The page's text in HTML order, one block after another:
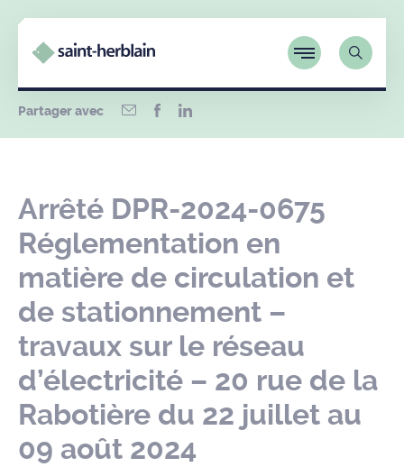
Partager avec
Arrêté DPR-2024-0675
Réglementation en
matière de circulation et
de stationnement –
travaux sur le réseau
d’électricité – 20 rue de la
Rabotière du 22 juillet au
09 août 2024